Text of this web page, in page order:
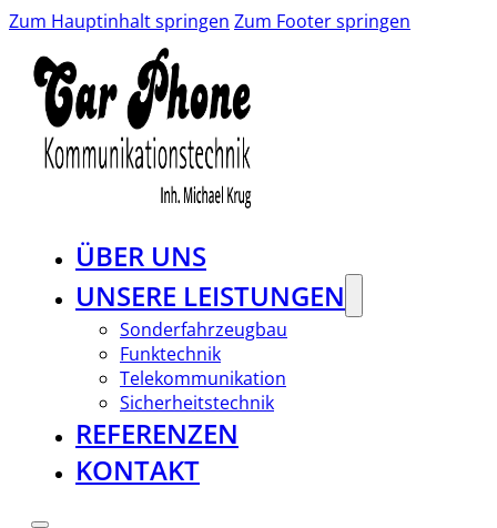
Zum Hauptinhalt springen Zum Footer springen
ÜBER UNS
UNSERE LEISTUNGEN
Sonderfahrzeugbau
Funktechnik
Telekommunikation
Sicherheitstechnik
REFERENZEN
KONTAKT